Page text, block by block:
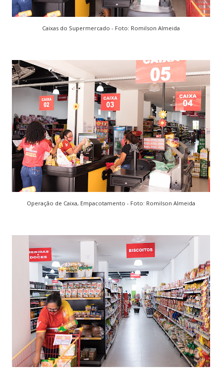
Caixas do Supermercado - Foto: Romilson Almeida
Operação de Caixa, Empacotamento - Foto: Romilson Almeida